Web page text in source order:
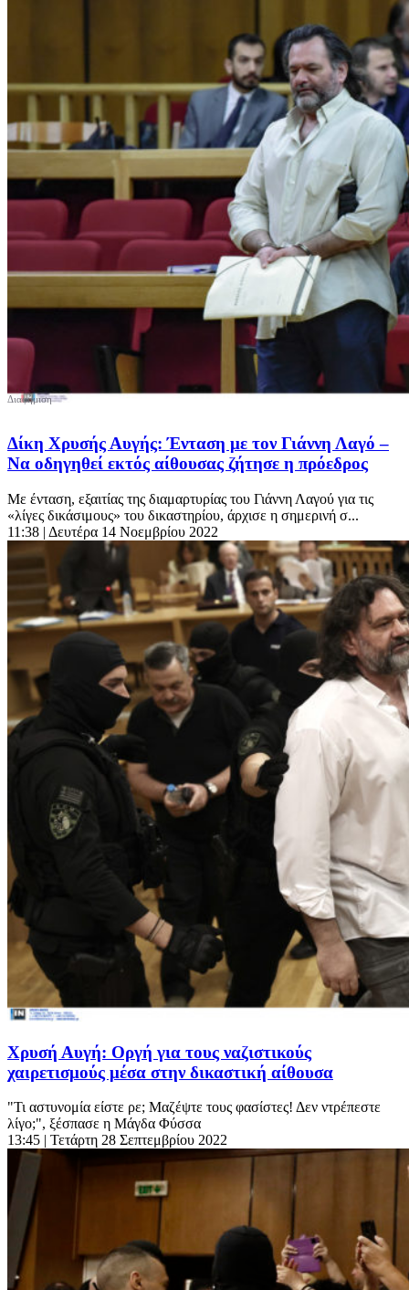
Δίκη Χρυσής Αυγής: Ένταση με τον Γιάννη Λαγό –
Να οδηγηθεί εκτός αίθουσας ζήτησε η πρόεδρος
Με ένταση, εξαιτίας της διαμαρτυρίας του Γιάννη Λαγού για τις
«λίγες δικάσιμους» του δικαστηρίου, άρχισε η σημερινή σ...
11:38 | Δευτέρα 14 Νοεμβρίου 2022
Χρυσή Αυγή: Οργή για τους ναζιστικούς
χαιρετισμούς μέσα στην δικαστική αίθουσα
"Τι αστυνομία είστε ρε; Μαζέψτε τους φασίστες! Δεν ντρέπεστε
λίγο;", ξέσπασε η Μάγδα Φύσσα
13:45 | Τετάρτη 28 Σεπτεμβρίου 2022